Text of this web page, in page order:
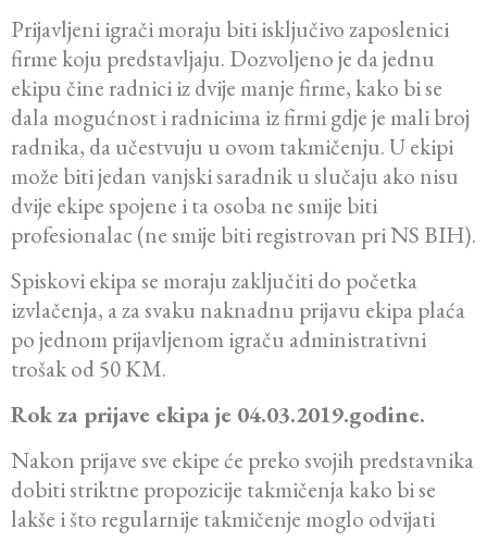
Prijavljeni igrači moraju biti isključivo zaposlenici
firme koju predstavljaju. Dozvoljeno je da jednu
ekipu čine radnici iz dvije manje firme, kako bi se
dala mogućnost i radnicima iz firmi gdje je mali broj
radnika, da učestvuju u ovom takmičenju. U ekipi
može biti jedan vanjski saradnik u slučaju ako nisu
dvije ekipe spojene i ta osoba ne smije biti
profesionalac (ne smije biti registrovan pri NS BIH).
Spiskovi ekipa se moraju zaključiti do početka
izvlačenja, a za svaku naknadnu prijavu ekipa plaća
po jednom prijavljenom igraču administrativni
trošak od 50 KM.
Rok za prijave ekipa je 04.03.2019.godine.
Nakon prijave sve ekipe će preko svojih predstavnika
dobiti striktne propozicije takmičenja kako bi se
lakše i što regularnije takmičenje moglo odvijati